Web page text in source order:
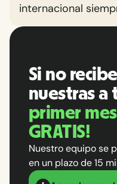
internacional
Si no
nuestras a
primer mes
GRATIS!
Nuestro equipo se
en un plazo de 15